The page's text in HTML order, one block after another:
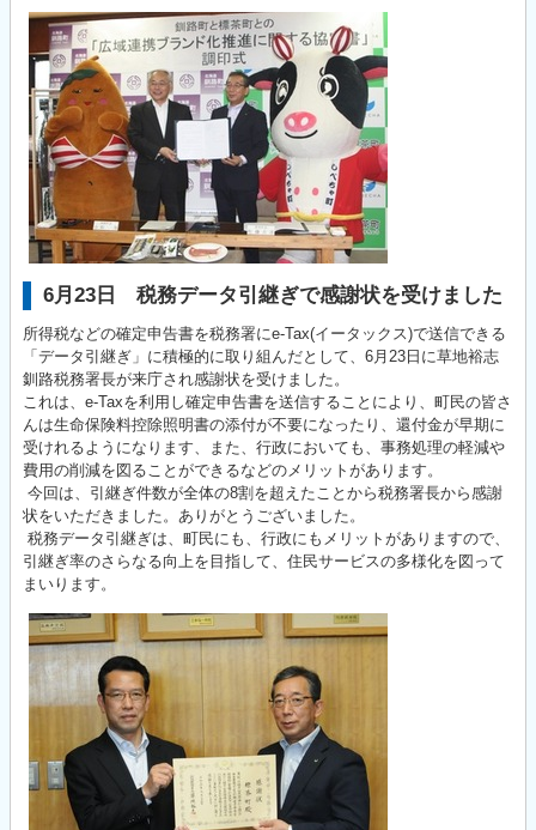
6月23日 税務データ引継ぎで感謝状を受けました
所得税などの確定申告書を税務署にe-Tax(イータックス)で送信できる
「データ引継ぎ」に積極的に取り組んだとして、6月23日に草地裕志
釧路税務署長が来庁され感謝状を受けました。
これは、e-Taxを利用し確定申告書を送信することにより、町民の皆さ
んは生命保険料控除照明書の添付が不要になったり、還付金が早期に
受けれるようになります、また、行政においても、事務処理の軽減や
費用の削減を図ることができるなどのメリットがあります。
今回は、引継ぎ件数が全体の8割を超えたことから税務署長から感謝
状をいただきました。ありがとうございました。
税務データ引継ぎは、町民にも、行政にもメリットがありますので、
引継ぎ率のさらなる向上を目指して、住民サービスの多様化を図って
まいります。